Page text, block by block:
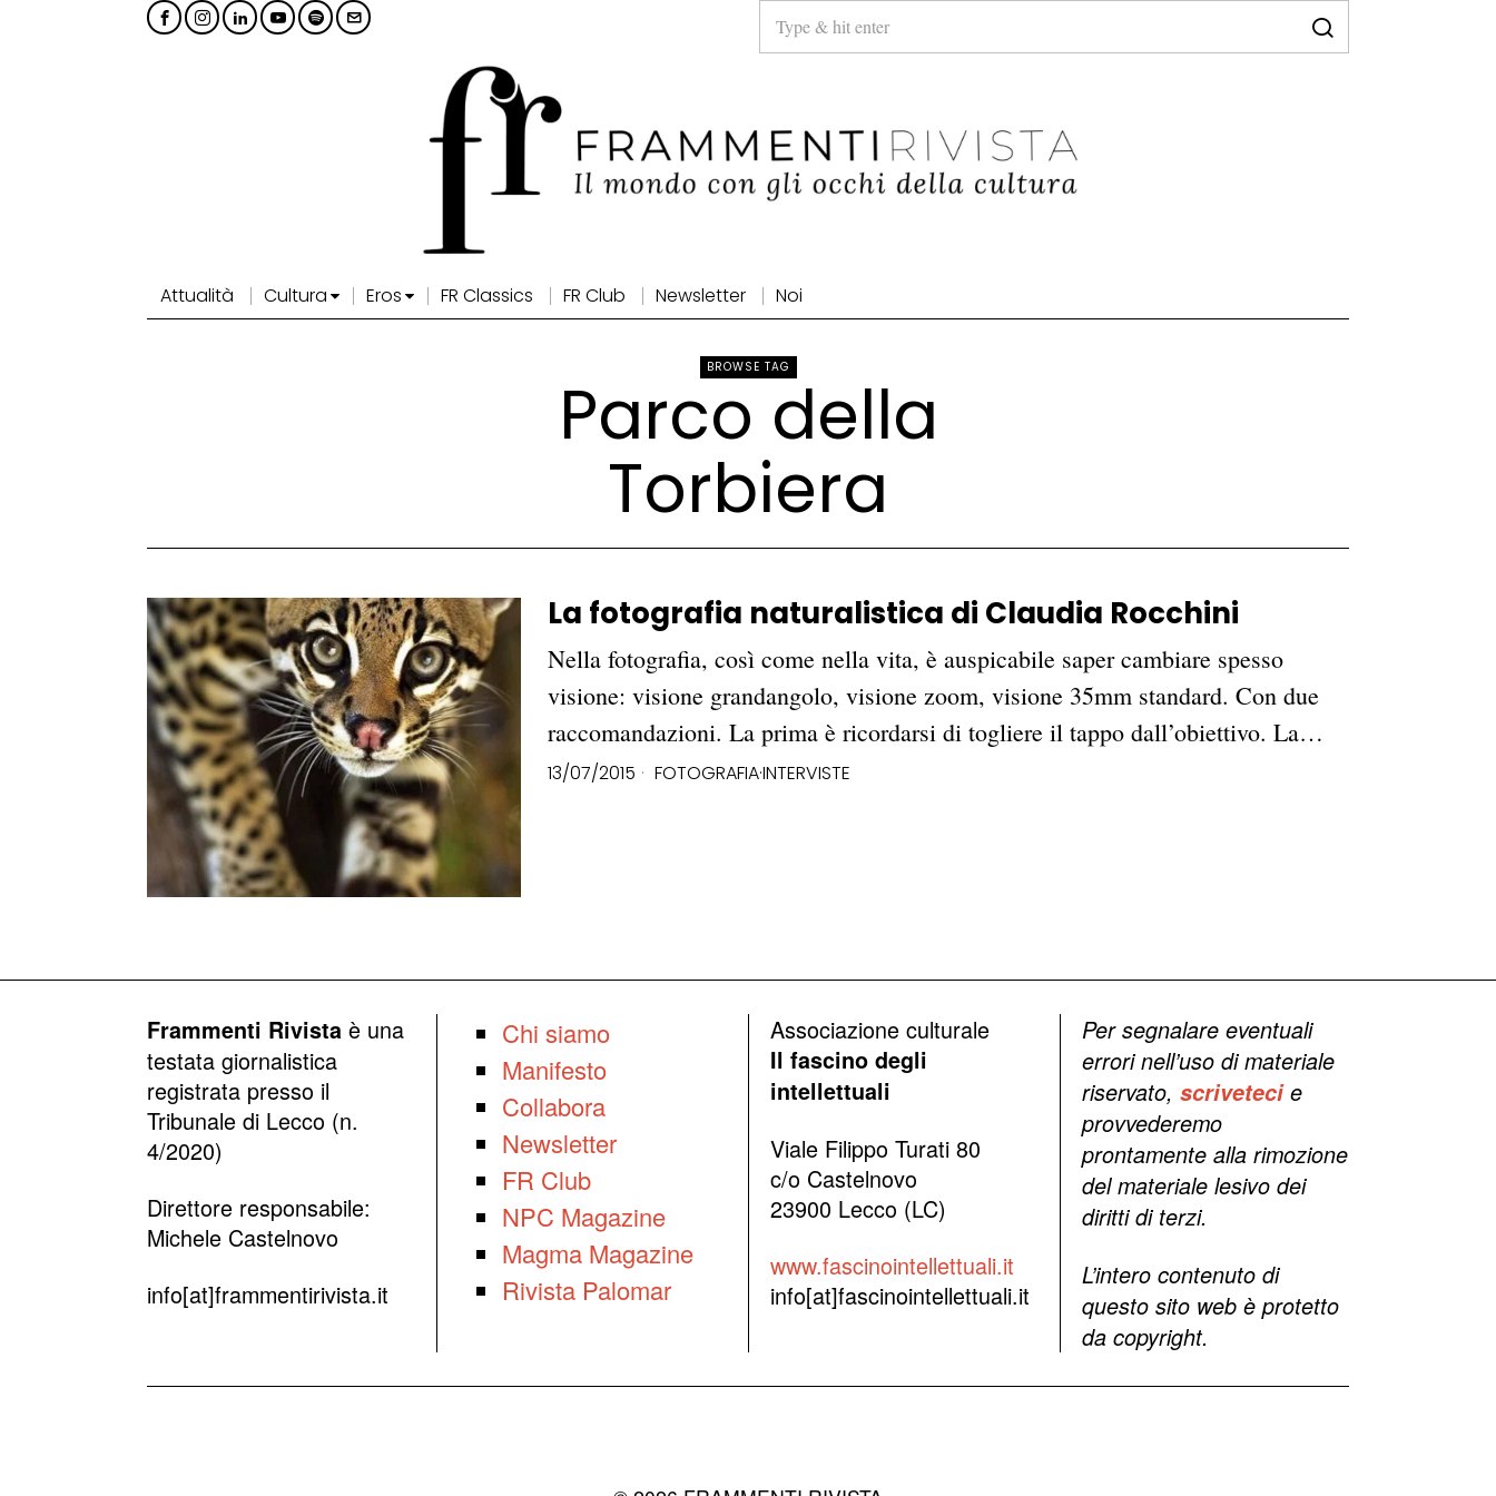
Attualità Cultura Eros FR Classics FR Club Newsletter Noi
BROWSE TAG
Parco della
Torbiera
La fotografia naturalistica di Claudia Rocchini
Nella fotografia, così come nella vita, è auspicabile saper cambiare spesso
visione: visione grandangolo, visione zoom, visione 35mm standard. Con due
raccomandazioni. La prima è ricordarsi di togliere il tappo dall’obiettivo. La…
13/07/2015 FOTOGRAFIA·INTERVISTE
Frammenti Rivista è una
testata giornalistica
registrata presso il
Tribunale di Lecco (n.
4/2020)
Direttore responsabile:
Michele Castelnovo
info[at]frammentirivista.it
Chi siamo
Manifesto
Collabora
Newsletter
FR Club
NPC Magazine
Magma Magazine
Rivista Palomar
Associazione culturale
Il fascino degli
intellettuali
Viale Filippo Turati 80
c/o Castelnovo
23900 Lecco (LC)
www.fascinointellettuali.it
info[at]fascinointellettuali.it
Per segnalare eventuali
errori nell’uso di materiale
riservato, scriveteci e
provvederemo
prontamente alla rimozione
del materiale lesivo dei
diritti di terzi.
L’intero contenuto di
questo sito web è protetto
da copyright.